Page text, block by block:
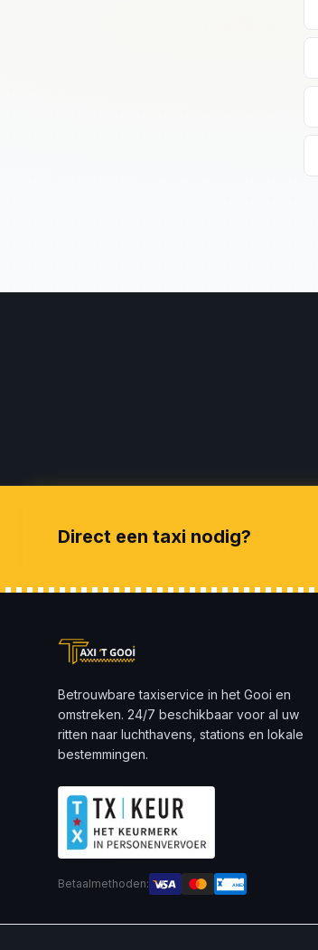
Direct een taxi nodig?
Betrouwbare taxiservice in het Gooi en
omstreken. 24/7 beschikbaar voor al uw
ritten naar luchthavens, stations en lokale
bestemmingen.
Betaalmethoden: AMEX